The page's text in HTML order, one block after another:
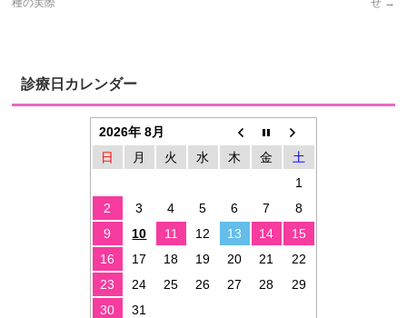
種の実際
せ→
診療日カレンダー
2026年 8月
日
月 火 水 木 金
土
1
2
3 4 5 6 7
8
9
10 11 12 13 14
15
16
17 18 19 20 21
22
23
24 25 26 27 28
29
30
31